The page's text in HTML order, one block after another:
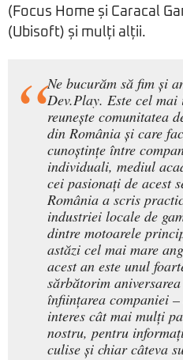
(Focus Home și Caracal
(Ubisoft) și mulți alții.
Ne bucurăm să fim și
Dev.Play. Este cel
reunește comunitatea
din România și care
cunoștințe între
individuali, mediul
cei pasionați de acest
România a scris
industriei locale de
dintre motoarele
astăzi cel mai mare
acest an este unul
sărbătorim
înființarea companiei
interes cât mai mulți
nostru, pentru
culise și chiar câteva